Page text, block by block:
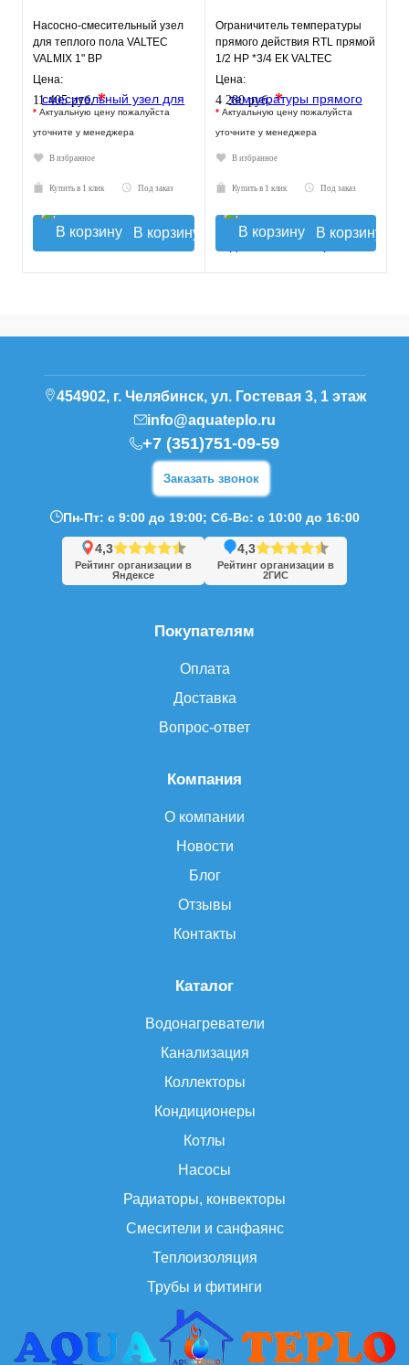
Насосно-смесительный узел
для теплого пола VALTEC
VALMIX 1" ВР
Цена:
11 405 руб.*
* Актуальную цену пожалуйста
уточните у менеджера
В избранное
Купить в 1 клик Под заказ
В корзину
Ограничитель температуры
прямого действия RTL прямой
1/2 НР *3/4 ЕК VALTEC
Цена:
4 280 руб.*
* Актуальную цену пожалуйста
уточните у менеджера
В избранное
Купить в 1 клик Под заказ
В корзину
Каталог
Водонагреватели
Канализация
Коллекторы
Кондиционеры
Котлы
Насосы
Радиаторы, конвекторы
Смесители и санфаянс
Теплоизоляция
Трубы и фитинги
Компания
О компании
Новости
Блог
Отзывы
Контакты
Покупателям
Оплата
Доставка
Вопрос-ответ
454902, г. Челябинск, ул. Гостевая 3, 1 этаж
info@aquateplo.ru
+7 (351)751-09-59
Заказать звонок
Пн-Пт: с 9:00 до 19:00; Сб-Вс: с 10:00 до 16:00
4,3
Рейтинг организации в
Яндексе
4,3
Рейтинг организации в
2ГИС